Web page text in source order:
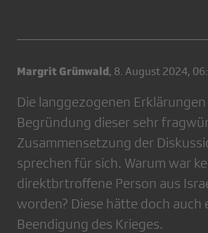
Margrit Grünwald, 8. August 2024,
Die langgezogenen Erklärungen
Begründung dieser sehr
Zusammensetzung der
sprechen für sich. Warum war
direktbrtroffene Person aus
worden? Diese hätte doch auch
Beendigung des Krieges.